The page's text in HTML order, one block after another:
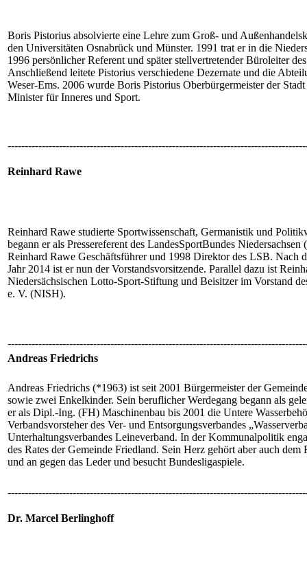
Boris Pistorius absolvierte eine Lehre zum Groß- und
den Universitäten Osnabrück und Münster. 1991 trat er in die
1996 persönlicher Referent und später stellvertretender Büroleiter
Anschließend leitete Pistorius verschiedene Dezernate und die
Weser-Ems. 2006 wurde Boris Pistorius Oberbürgermeister der
Minister für Inneres und Sport.
Reinhard Rawe
Reinhard Rawe studierte Sportwissenschaft, Germanistik und
begann er als Pressereferent des LandesSportBundes
Reinhard Rawe Geschäftsführer und 1998 Direktor des LSB. Nach
Jahr 2014 ist er nun der Vorstandsvorsitzende. Parallel dazu ist
Niedersächsischen Lotto-Sport-Stiftung und Beisitzer im Vorstand
e. V. (NISH).
Andreas Friedrichs
Andreas Friedrichs (*1963) ist seit 2001 Bürgermeister der
sowie zwei Enkelkinder. Sein beruflicher Werdegang begann als
er als Dipl.-Ing. (FH) Maschinenbau bis 2001 die Untere
Verbandsvorsteher des Ver- und Entsorgungsverbandes
Unterhaltungsverbandes Leineverband. In der Kommunalpolitik
des Rates der Gemeinde Friedland. Sein Herz gehört aber auch
und an gegen das Leder und besucht Bundesligaspiele.
Dr. Marcel Berlinghoff